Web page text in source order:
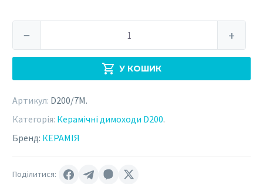
КЕРАМІЯ
7
метрів
кількість
− +
У КОШИК
Артикул: D200/7M.
Категорія: Керамічні димоходи D200.
Бренд: КЕРАМІЯ
Поділитися: